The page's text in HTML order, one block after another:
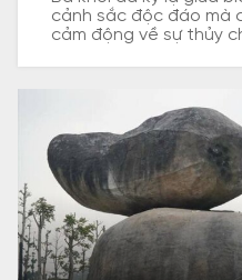
cảnh sắc độc đáo mà
cảm động về sự thủy